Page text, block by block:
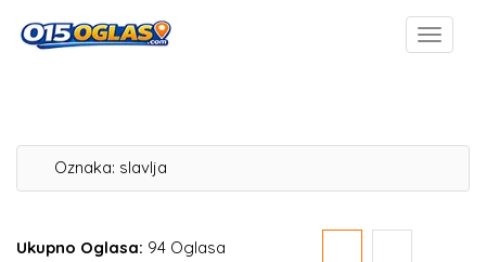
Oznaka: slavlja
Ukupno Oglasa: 94 Oglasa